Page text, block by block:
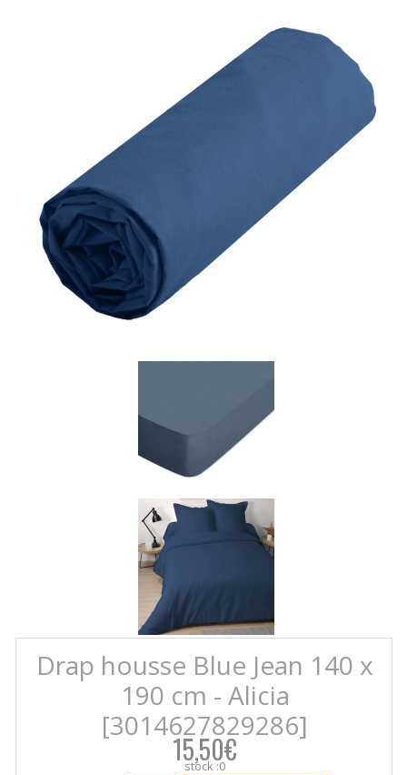
Drap housse Blue Jean 140 x
190 cm - Alicia
[3014627829286]
15,50€
stock :0